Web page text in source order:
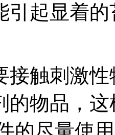
引起显着
触刺激性
的物品，
的尽量使